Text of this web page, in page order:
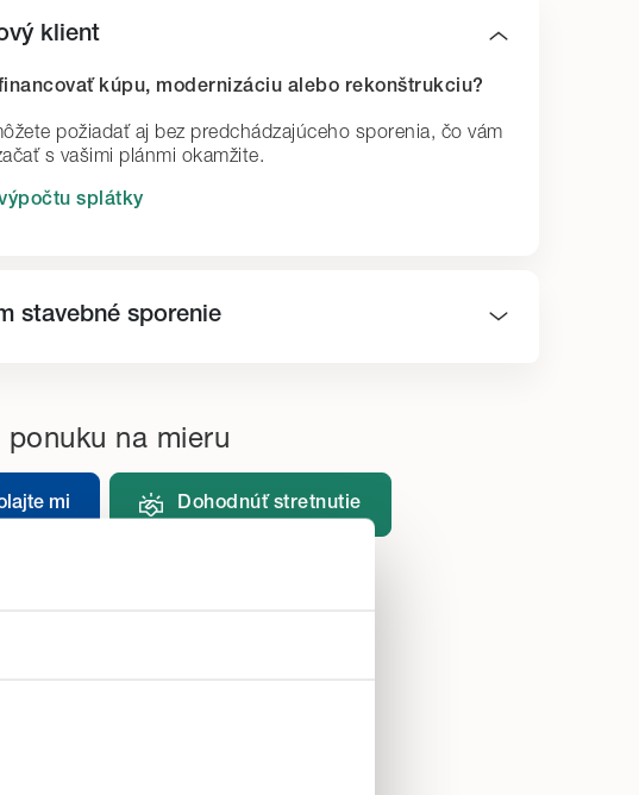
klient
kúpu, modernizáciu alebo rekonštrukciu?
požiadať aj bez predchádzajúceho sporenia, čo vám
s vašimi plánmi okamžite.
splátky
stavebné sporenie
na mieru
mi Dohodnúť stretnutie